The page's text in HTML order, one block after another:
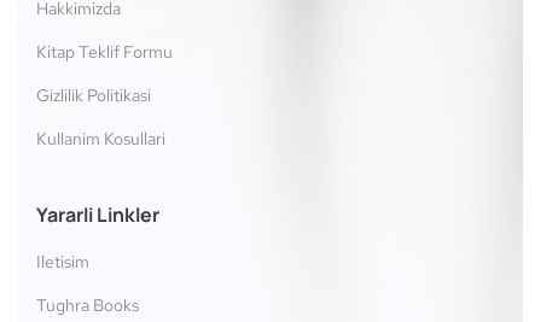
Hakkimizda
Kitap Teklif Formu
Gizlilik Politikasi
Kullanim Kosullari
Yararli Linkler
Iletisim
Tughra Books